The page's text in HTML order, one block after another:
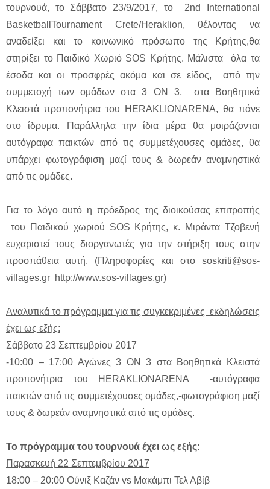
τουρνουά, το Σάββατο 23/9/2017, το 2nd International
BasketballTournament Crete/Heraklion, θέλοντας να
αναδείξει και το κοινωνικό πρόσωπο της Κρήτης,θα
στηρίξει το Παιδικό Χωριό SOS Κρήτης. Μάλιστα όλα τα
έσοδα και οι προσφρές ακόμα και σε είδος, από την
συμμετοχή των ομάδων στα 3 ON 3, στα Βοηθητικά
Κλειστά προπονήτρια του HERAKLIONARENΑ, θα πάνε
στο ίδρυμα. Παράλληλα την ίδια μέρα θα μοιράζονται
αυτόγραφα παικτών από τις συμμετέχουσες ομάδες, θα
υπάρχει φωτογράφιση μαζί τους & δωρεάν αναμνηστικά
από τις ομάδες.
Για το λόγο αυτό η πρόεδρος της διοικούσας επιτροπής
του Παιδικού χωριού SOS Κρήτης, κ. Μιράντα Τζοβενή
ευχαριστεί τους διοργανωτές για την στήριξη τους στην
προσπάθεια αυτή. (Πληροφορίες και στο soskriti@sos-
villages.gr http://www.sos-villages.gr)
Αναλυτικά το πρόγραμμα για τις συγκεκριμένες εκδηλώσεις
έχει ως εξής:
Σάββατο 23 Σεπτεμβρίου 2017
-10:00 – 17:00 Αγώνες 3 ON 3 στα Βοηθητικά Κλειστά
προπονήτρια του HERAKLIONARENA -αυτόγραφα
παικτών από τις συμμετέχουσες ομάδες,-φωτογράφιση μαζί
τους & δωρεάν αναμνηστικά από τις ομάδες.
Το πρόγραμμα του τουρνουά έχει ως εξής:
Παρασκευή 22 Σεπτεμβρίου 2017
18:00 – 20:00 Ούνιξ Καζάν vs Μακάμπι Τελ Αβίβ